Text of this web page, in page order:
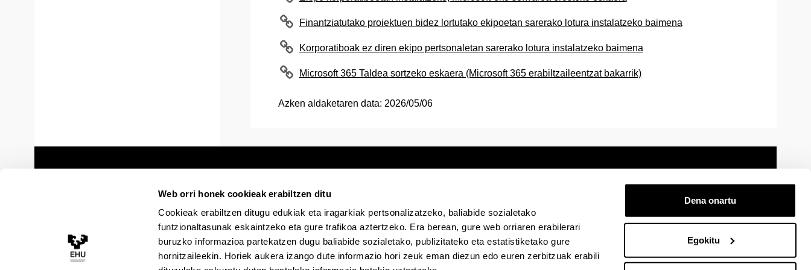
Web orri honek cookieak erabiltzen ditu
Cookieak erabiltzen ditugu edukiak eta iragarkiak pertsonalizatzeko, baliabide sozialetako
funtzionaltasunak eskaintzeko eta gure trafikoa aztertzeko. Era berean, gure web orriaren erabilerari
buruzko informazioa partekatzen dugu baliabide sozialetako, publizitateko eta estatistiketako gure
hornitzaileekin. Horiek aukera izango dute informazio hori zeuk eman diezun edo euren zerbitzuak erabili
Dena onartu
Egokitu
Finantziatutako proiektuen bidez lortutako ekipoetan sarerako lotura instalatzeko baimena
Korporatiboak ez diren ekipo pertsonaletan sarerako lotura instalatzeko baimena
Microsoft 365 Taldea sortzeko eskaera (Microsoft 365 erabiltzaileentzat bakarrik)
Azken aldaketaren data: 2026/05/06
Egoitza elektronikoa Irisgarritasuna Lege oharra Laguntza Kontaktua
EHU Tiktok-enEHU Bluesky-nEHU Facebook-enEHU Linkedin-enEHU Instagram-enEHU Youtube-enEHU Vimeo-enEHU Flickr-en